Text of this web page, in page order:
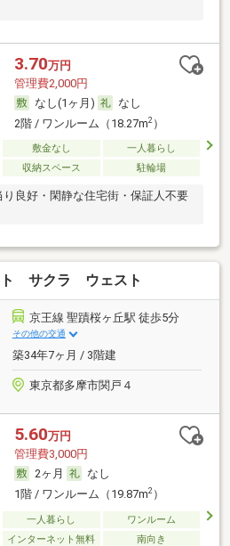
3.70万円
管理費2,000円
なし(1ヶ月)
なし
2階 / ワンルーム（18.27m2）
敷金なし
一人暮らし
収納スペース 駐輪場
良好・閑静な住宅街・保証人不要
ト サクラ ウェスト
京王線 聖蹟桜ヶ丘駅 徒歩5分
その他の交通
築34年7ヶ月 / 3階建
東京都多摩市関戸４
5.60万円
管理費3,000円
2ヶ月
なし
1階 / ワンルーム（19.87m2）
一人暮らし
ワンルーム
インターネット無料 南向き